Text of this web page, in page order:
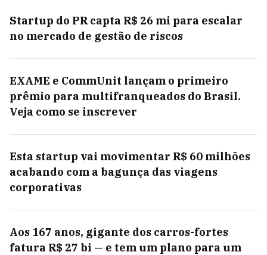
Startup do PR capta R$ 26 mi para escalar
no mercado de gestão de riscos
EXAME e CommUnit lançam o primeiro
prêmio para multifranqueados do Brasil.
Veja como se inscrever
Esta startup vai movimentar R$ 60 milhões
acabando com a bagunça das viagens
corporativas
Aos 167 anos, gigante dos carros-fortes
fatura R$ 27 bi — e tem um plano para um